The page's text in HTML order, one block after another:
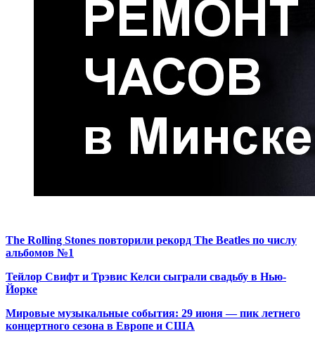
The Rolling Stones повторили рекорд The Beatles по числу
альбомов №1
Тейлор Свифт и Трэвис Келси сыграли свадьбу в Нью-
Йорке
Мировые музыкальные события: 29 июня — пик летнего
концертного сезона в Европе и США